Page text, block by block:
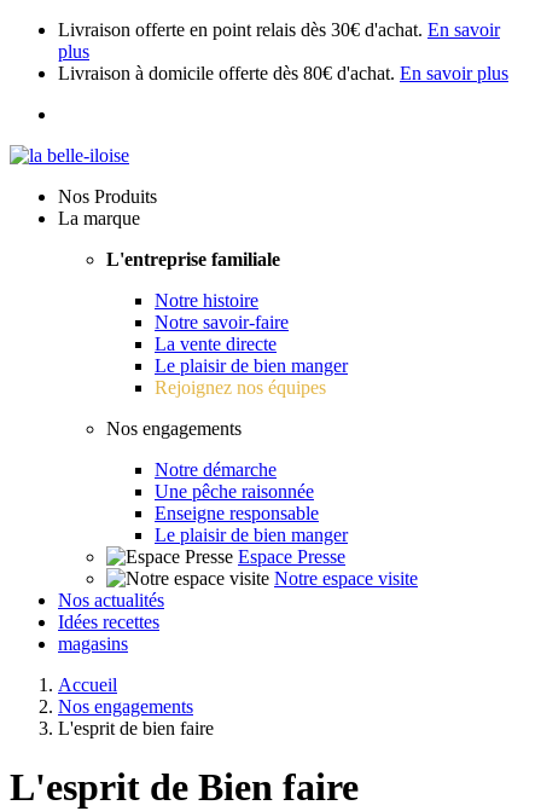
Livraison offerte en point relais dès 30€ d'achat. En savoir
plus
Livraison à domicile offerte dès 80€ d'achat. En savoir plus
Nos Produits
La marque
L'entreprise familiale
Notre histoire
Notre savoir-faire
La vente directe
Le plaisir de bien manger
Rejoignez nos équipes
Nos engagements
Notre démarche
Une pêche raisonnée
Enseigne responsable
Le plaisir de bien manger
Espace Presse
Notre espace visite
Nos actualités
Idées recettes
magasins
Accueil
Nos engagements
L'esprit de bien faire
L'esprit de Bien faire